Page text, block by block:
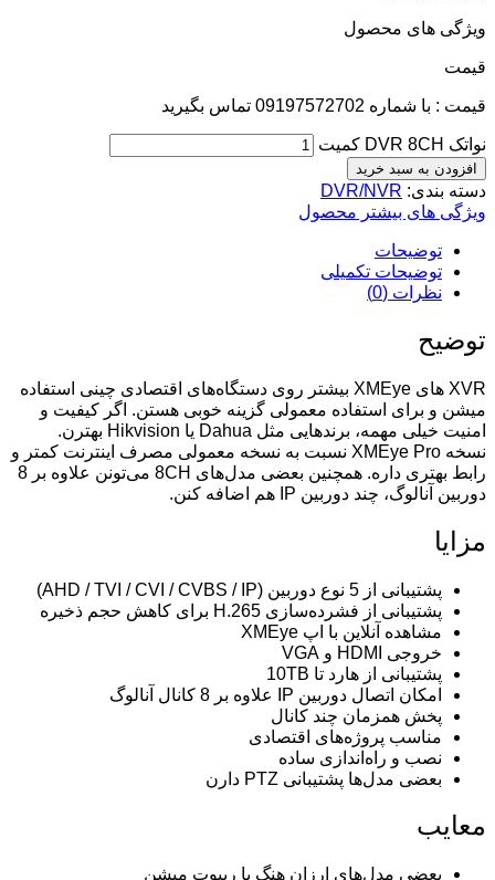
ویژگی های محصول
قيمت
قیمت : با شماره 09197572702 تماس بگیرید
نواتک DVR 8CH کمیت
افزودن به سبد خرید
دسته بندی: DVR/NVR
ویژگی های بیشتر محصول
توضیحات
توضیحات تکمیلی
نظرات (0)
توضیح
XVR های XMEye بیشتر روی دستگاه‌های اقتصادی چینی استفاده
میشن و برای استفاده معمولی گزینه خوبی هستن. اگر کیفیت و
امنیت خیلی مهمه، برندهایی مثل Dahua یا Hikvision بهترن.
نسخه XMEye Pro نسبت به نسخه معمولی مصرف اینترنت کمتر و
رابط بهتری داره. همچنین بعضی مدل‌های 8CH می‌تونن علاوه بر 8
دوربین آنالوگ، چند دوربین IP هم اضافه کنن.
مزایا
پشتیبانی از 5 نوع دوربین (AHD / TVI / CVI / CVBS / IP)
پشتیبانی از فشرده‌سازی H.265 برای کاهش حجم ذخیره
مشاهده آنلاین با اپ XMEye
خروجی HDMI و VGA
پشتیبانی از هارد تا 10TB
امکان اتصال دوربین IP علاوه بر 8 کانال آنالوگ
پخش همزمان چند کانال
مناسب پروژه‌های اقتصادی
نصب و راه‌اندازی ساده
بعضی مدل‌ها پشتیبانی PTZ دارن
معایب
بعضی مدل‌های ارزان هنگ یا ریبوت میشن